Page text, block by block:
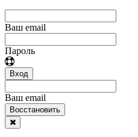
Ваш email
Пароль
Вход
Ваш email
Воcстановить